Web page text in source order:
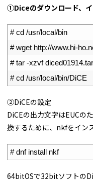
①Diceのダウンロード、
# cd /usr/local/bin
# wget http://www.hi-
# tar -xzvf
# cd /usr/local/bin/DiCE
②DiCEの設定
DiCEの出力文字はEUCの
換するために、nkfをイン
# dnf install nkf
64bitOSで32bitソフトの